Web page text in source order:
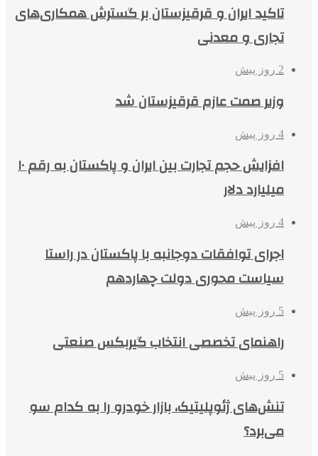
تاکید ایران و قرقیزستان بر گسترش همکاری‌های
تجاری و معدنی
2 روز پیش
وزیر صمت عازم قرقیزستان شد
4 روز پیش
افزایش حجم تجارت بین ایران و پاکستان به رقم ۱۰
میلیارد دلار
4 روز پیش
اجرای توافقات دوجانبه با پاکستان در راستا
سیاست محوری دولت چهاردهم
5 روز پیش
راهنمای تخصصی انتخاب گیربکس صنعتی
5 روز پیش
تنش‌های ژئوپلیتیک، بازار خودرو را به کدام سو
می‌برد؟